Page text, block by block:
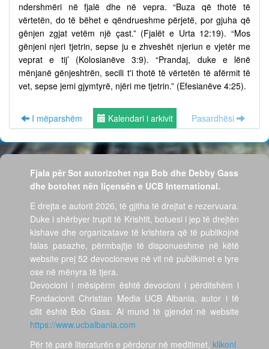
ndershmëri në fjalë dhe në vepra. “Buza që thotë të
vërtetën, do të bëhet e qëndrueshme përjetë, por gjuha që
gënjen zgjat vetëm një çast.” (Fjalët e Urta 12:19). “Mos
gënjeni njeri tjetrin, sepse ju e zhveshët njeriun e vjetër me
veprat e tij’ (Kolosianëve 3:9). “Prandaj, duke e lënë
mënjanë gënjeshtrën, secili t'i thotë të vërtetën të afërmit të
vet, sepse jemi gjymtyrë, njëri me tjetrin.” (Efesianëve 4:25).
I mëparshëm Kalendari i arkivit Pasardhësi
Fjala për Sot autorizohet nga Bob dhe Debby Gass
dhe botohet nën liçensën e UCB International.
E drejta e autorit 2026, të gjitha të drejtat e rezervuara.
Duke i shërbyer trupit të Krishtit, botuesi i jep të drejtën
kishave dhe organizatave të krishtera që të publikojnë
falas pasazhe, përmbajtje të disponueshme në këtë
website prej 52 devocioneve në vit në publikimet e tyre
ose në mënyra të tjera.
Devocioni i mësipërm është devocioni i përditshëm i
Fondacionit Christian Media UCB Albania, autor i të
cilit është Bob Gass. Ai mund të gjendet në website
https://www.ucbalbania.com
Për të parë literaturën e përdorur në meditimet, klikoni